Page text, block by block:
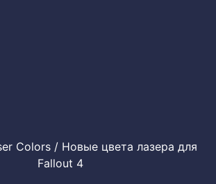
Colors / Новые цвета лазера для
Fallout 4